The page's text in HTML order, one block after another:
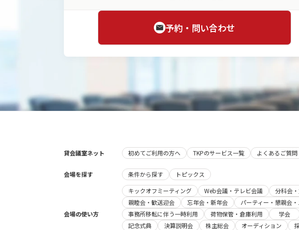
予約・問い合わせ
貸会議室ネット 初めてご利用の方へ TKPのサービス一覧 よくあるご質問
会場を探す 条件から探す トピックス
会場の使い方
キックオフミーティング Web会議・テレビ会議 分科会
親睦会・歓送迎会
忘年会・新年会 パーティー・懇親会
事務所移転に伴う一時利用
荷物保管・倉庫利用 学会
記念式典
決算説明会 株主総会 オーディション